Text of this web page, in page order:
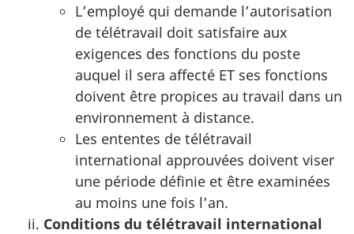
L’employé qui demande l’autorisation
de télétravail doit satisfaire aux
exigences des fonctions du poste
auquel il sera affecté ET ses fonctions
doivent être propices au travail dans un
environnement à distance.
Les ententes de télétravail
international approuvées doivent viser
une période définie et être examinées
au moins une fois l’an.
Conditions du télétravail international